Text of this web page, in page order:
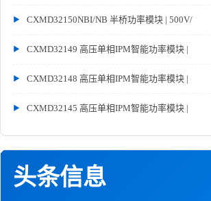
CXMD32150NBI/NB 半桥功率模块 | 500V/
CXMD32149 高压单相IPM智能功率模块 |
CXMD32148 高压单相IPM智能功率模块 |
CXMD32145 高压单相IPM智能功率模块 |
头条信息